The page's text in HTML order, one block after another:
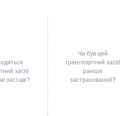
засіб
заставі?
Чи був цей
транспортний засіб
раніше
застрахований?